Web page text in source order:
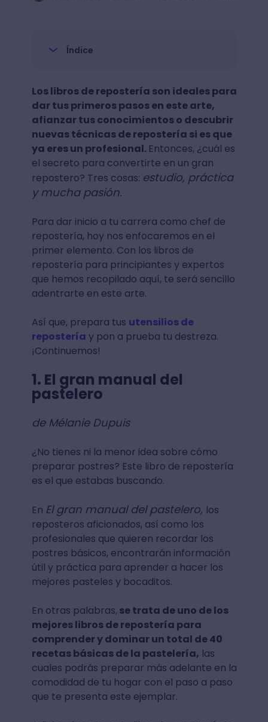
Índice
Los libros de repostería son ideales para
dar tus primeros pasos en este arte,
afianzar tus conocimientos o descubrir
nuevas técnicas de repostería si es que
ya eres un profesional. Entonces, ¿cuál es
el secreto para convertirte en un gran
repostero? Tres cosas: estudio, práctica
y mucha pasión.
Para dar inicio a tu carrera como chef de
repostería, hoy nos enfocaremos en el
primer elemento. Con los libros de
repostería para principiantes y expertos
que hemos recopilado aquí, te será sencillo
adentrarte en este arte.
Así que, prepara tus utensilios de
repostería y pon a prueba tu destreza.
¡Continuemos!
1. El gran manual del
pastelero
de Mélanie Dupuis
¿No tienes ni la menor idea sobre cómo
preparar postres? Este libro de repostería
es el que estabas buscando.
En El gran manual del pastelero, los
reposteros aficionados, así como los
profesionales que quieren recordar los
postres básicos, encontrarán información
útil y práctica para aprender a hacer los
mejores pasteles y bocaditos.
En otras palabras, se trata de uno de los
mejores libros de repostería para
comprender y dominar un total de 40
recetas básicas de la pastelería, las
cuales podrás preparar más adelante en la
comodidad de tu hogar con el paso a paso
que te presenta este ejemplar.